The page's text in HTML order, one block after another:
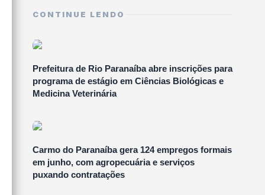
CONTINUE LENDO
Prefeitura de Rio Paranaíba abre inscrições para
programa de estágio em Ciências Biológicas e
Medicina Veterinária
Carmo do Paranaíba gera 124 empregos formais
em junho, com agropecuária e serviços
puxando contratações